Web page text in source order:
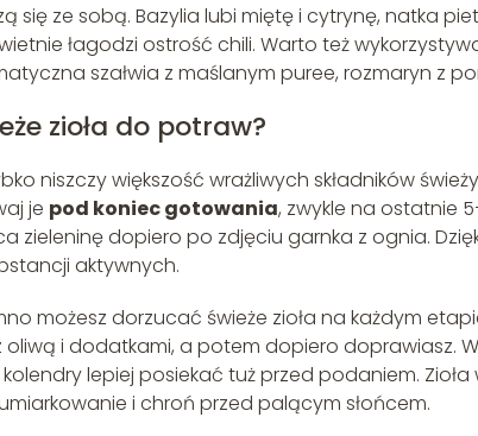
się ze sobą. Bazylia lubi miętę i cytrynę, natka
łagodzi ostrość chili. Warto też
szałwia z maślanym puree, rozmaryn z
zioła do potraw?
niszczy większość wrażliwych składników
je pod koniec gotowania, zwykle na ostatnie
zieleninę dopiero po zdjęciu garnka z ognia.
aktywnych.
możesz dorzucać świeże zioła na każdym
oliwą i dodatkami, a potem dopiero doprawiasz.
lepiej posiekać tuż przed podaniem.
i chroń przed palącym słońcem.